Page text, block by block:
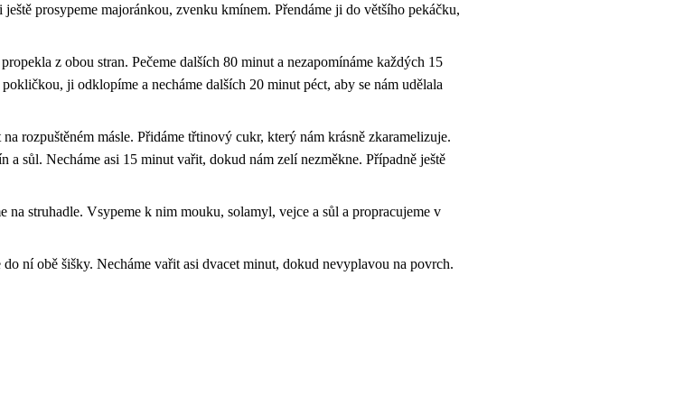
prosypeme majoránkou, zvenku kmínem. Přendáme ji do většího pekáčku,
z obou stran. Pečeme dalších 80 minut a nezapomínáme každých 15
ji odklopíme a necháme dalších 20 minut péct, aby se nám udělala
rozpuštěném másle. Přidáme třtinový cukr, který nám krásně zkaramelizuje.
sůl. Necháme asi 15 minut vařit, dokud nám zelí nezměkne. Případně ještě
na struhadle. Vsypeme k nim mouku, solamyl, vejce a sůl a propracujeme v
ní obě šišky. Necháme vařit asi dvacet minut, dokud nevyplavou na povrch.